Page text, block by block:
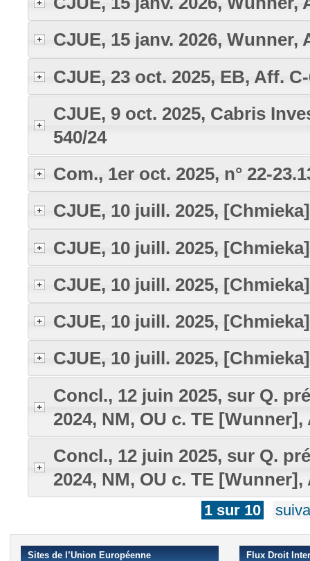
CJUE, 15 janv. 2026, Wunner,
CJUE, 23 oct. 2025, EB, Aff.
CJUE, 9 oct. 2025, Cabris
540/24
Com., 1er oct. 2025, n° 22-
CJUE, 10 juill. 2025,
CJUE, 10 juill. 2025,
CJUE, 10 juill. 2025,
CJUE, 10 juill. 2025,
CJUE, 10 juill. 2025,
Concl., 12 juin 2025, sur Q.
2024, NM, OU c. TE [Wunner],
Concl., 12 juin 2025, sur Q.
2024, NM, OU c. TE [Wunner],
1 sur 10
Sites de l’Union Européenne
Flux Droit